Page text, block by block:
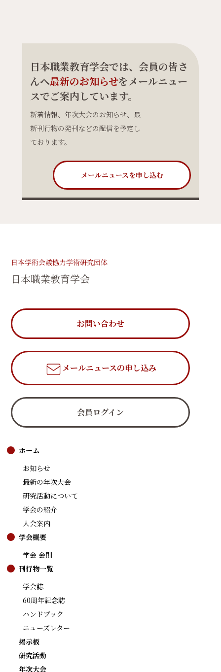
日本職業教育学会では、会員の皆さ
んへ最新のお知らせをメールニュー
スでご案内しています。
新着情報、年次大会のお知らせ、最
新刊行物の発刊などの配信を予定し
ております。
メールニュースを申し込む
日本学術会議協力学術研究団体
日本職業教育学会
お問い合わせ
メールニュースの申し込み
会員ログイン
ホーム
お知らせ
最新の年次大会
研究活動について
学会の紹介
入会案内
学会概要
学会 会則
刊行物一覧
学会誌
60周年記念誌
ハンドブック
ニューズレター
掲示板
研究活動
年次大会